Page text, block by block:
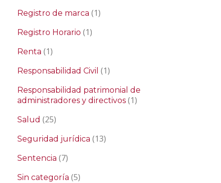
Registro de marca (1)
Registro Horario (1)
Renta (1)
Responsabilidad Civil (1)
Responsabilidad patrimonial de
administradores y directivos (1)
Salud (25)
Seguridad jurídica (13)
Sentencia (7)
Sin categoría (5)